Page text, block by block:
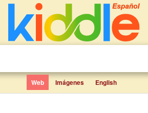
Web Imágenes English